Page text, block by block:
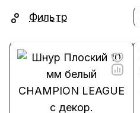
Фильтр